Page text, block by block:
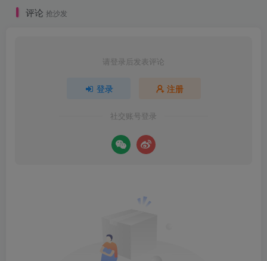
评论 抢沙发
请登录后发表评论
登录 注册
社交账号登录